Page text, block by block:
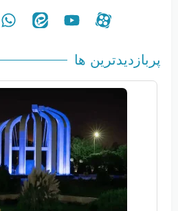
پربازدیدترین ها